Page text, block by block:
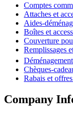
Comptes
Attaches et
Aides-
Boîtes et
Couverture
Remplissages
Chèques-
Rabais et
Company